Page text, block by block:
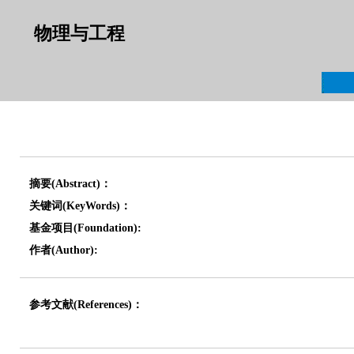
物理与工程
摘要(Abstract)：
关键词(KeyWords)：
基金项目(Foundation):
作者(Author):
参考文献(References)：